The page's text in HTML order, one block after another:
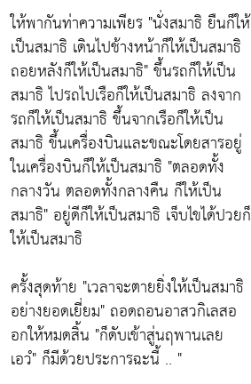
ให้พากันท่าความเพียร "นั่งสมาธิ ยืนก็ให้
เป็นสมาธิ เดินไปช้างหน้าก็ให้เป็นสมาธิ
ถอยหลังก็ให้เป็นสมาธิ"ขึ้นรถก็ให้เป็น
สมาธิ ไปรถไปเรือก็ให้เป็นสมาธิ ลงจาก
รถก็ให้เป็นสมาธิ ขึ้นจากเรือก็ให้เป็น
สมาธิ ขึ้นเครื่องบินและขณะโดยสารอยู่
ในเครื่องบินก็ให้เป็นสมาธิ "ตลอดทั้ง
กลางวัน ตลอดทั้งกลางคืน ก็ให้เป็น
สมาธิ"อยู่ดีก็ให้เป็นสมาธิ เจ็บไขได้ปวยก็
ให้เป็นสมาธิ
ครั้งสุดท้าย "เวลาจะตายยิ่งให้เป็นสมาธิ
อย่างยอดเยี่ยม"ถอดถอนอาสวกิเลสอ
อกให้หมดสิ้น "ก็ดับเข้าสู่นฤพานเลย
เอวํ" ก็มีด้วยประการฉะนี้ .. "